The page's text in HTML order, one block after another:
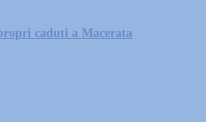
caduti a Macerata